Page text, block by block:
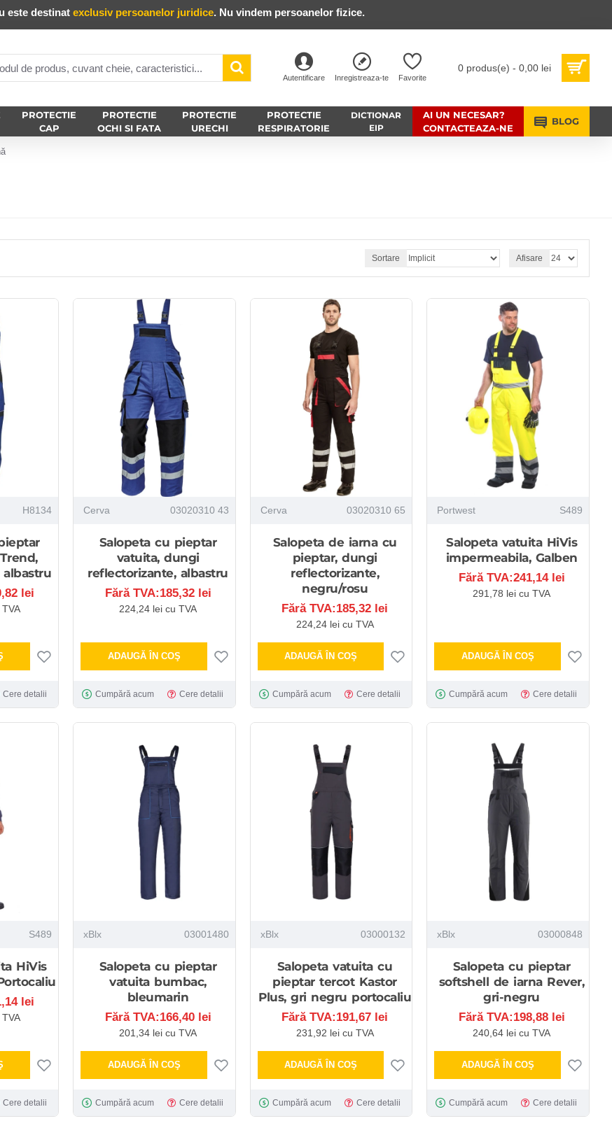
este destinat exclusiv persoanelor juridice. Nu vindem persoanelor fizice.
Autentificare Inregistreaza-te Favorite
0 produs(e) - 0,00 lei
PROTECTIE
CAP
PROTECTIE
OCHI SI FATA
PROTECTIE
URECHI
PROTECTIE
RESPIRATORIE
DICTIONAR
EIP
AI UN NECESAR?
CONTACTEAZA-NE
BLOG
Sortare Afisare
H8134
albastru
lei
Cere detalii
Cerva 03020310 43
Salopeta cu pieptar
vatuita, dungi
reflectorizante, albastru
Fără TVA:185,32 lei
224,24 lei cu TVA
ADAUGĂ ÎN COŞ
Cumpără acum Cere detalii
Cerva 03020310 65
Salopeta de iarna cu
pieptar, dungi
reflectorizante,
negru/rosu
Fără TVA:185,32 lei
224,24 lei cu TVA
ADAUGĂ ÎN COŞ
Cumpără acum Cere detalii
Portwest S489
Salopeta vatuita HiVis
impermeabila, Galben
Fără TVA:241,14 lei
291,78 lei cu TVA
ADAUGĂ ÎN COŞ
Cumpără acum Cere detalii
S489
HiVis
lei
Cere detalii
xBlx 03001480
Salopeta cu pieptar
vatuita bumbac,
bleumarin
Fără TVA:166,40 lei
201,34 lei cu TVA
ADAUGĂ ÎN COŞ
Cumpără acum Cere detalii
xBlx 03000132
Salopeta vatuita cu
pieptar tercot Kastor
Plus, gri negru portocaliu
Fără TVA:191,67 lei
231,92 lei cu TVA
ADAUGĂ ÎN COŞ
Cumpără acum Cere detalii
xBlx 03000848
Salopeta cu pieptar
softshell de iarna Rever,
gri-negru
Fără TVA:198,88 lei
240,64 lei cu TVA
ADAUGĂ ÎN COŞ
Cumpără acum Cere detalii